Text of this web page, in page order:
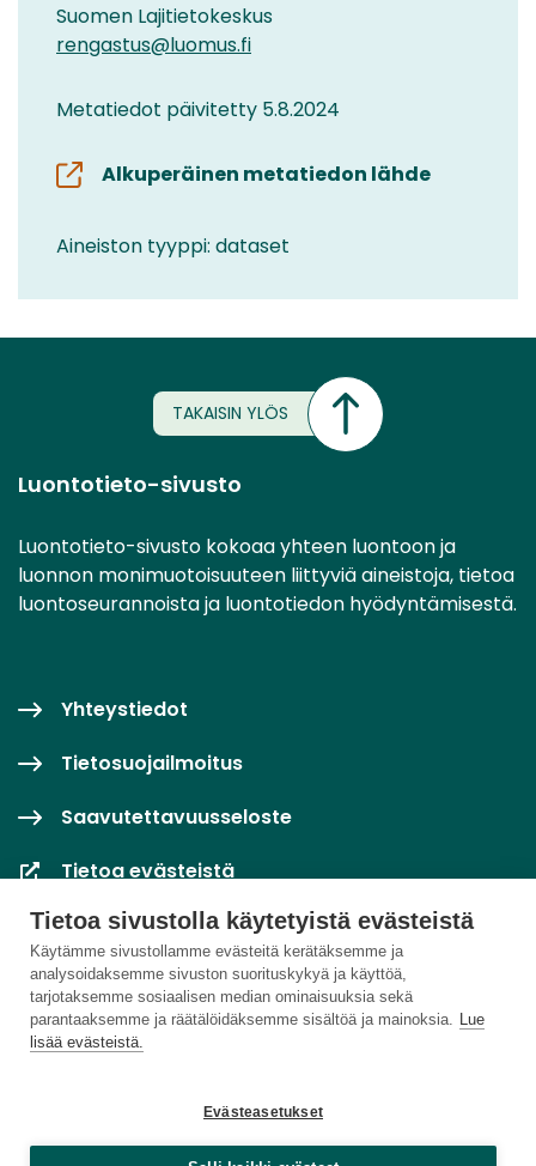
Tietoa sivustolla käytetyistä evästeistä
Käytämme sivustollamme evästeitä kerätäksemme ja
analysoidaksemme sivuston suorituskykyä ja käyttöä,
tarjotaksemme sosiaalisen median ominaisuuksia sekä
parantaaksemme ja räätälöidäksemme sisältöä ja mainoksia. Lue
lisää evästeistä.
Evästeasetukset
Suomen Lajitietokeskus
rengastus@luomus.fi
Metatiedot päivitetty 5.8.2024
Alkuperäinen metatiedon lähde
Aineiston tyyppi: dataset
TAKAISIN YLÖS
Luontotieto-sivusto
Luontotieto-sivusto kokoaa yhteen luontoon ja
luonnon monimuotoisuuteen liittyviä aineistoja, tietoa
luontoseurannoista ja luontotiedon hyödyntämisestä.
Yhteystiedot
Tietosuojailmoitus
Saavutettavuusseloste
Tietoa evästeistä
Evästeasetukset